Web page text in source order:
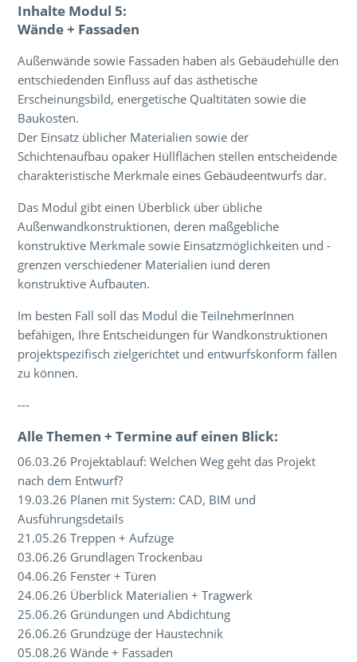
Inhalte Modul 5:
Wände + Fassaden
Außenwände sowie Fassaden haben als Gebäudehülle den
entschiedenden Einfluss auf das ästhetische
Erscheinungsbild, energetische Qualtitäten sowie die
Baukosten.
Der Einsatz üblicher Materialien sowie der
Schichtenaufbau opaker Hüllflächen stellen entscheidende
charakteristische Merkmale eines Gebäudeentwurfs dar.
Das Modul gibt einen Überblick über übliche
Außenwandkonstruktionen, deren maßgebliche
konstruktive Merkmale sowie Einsatzmöglichkeiten und -
grenzen verschiedener Materialien iund deren
konstruktive Aufbauten.
Im besten Fall soll das Modul die TeilnehmerInnen
befähigen, Ihre Entscheidungen für Wandkonstruktionen
projektspezifisch zielgerichtet und entwurfskonform fällen
zu können.
---
Alle Themen + Termine auf einen Blick:
06.03.26 Projektablauf: Welchen Weg geht das Projekt
nach dem Entwurf?
19.03.26 Planen mit System: CAD, BIM und
Ausführungsdetails
21.05.26 Treppen + Aufzüge
03.06.26 Grundlagen Trockenbau
04.06.26 Fenster + Türen
24.06.26 Überblick Materialien + Tragwerk
25.06.26 Gründungen und Abdichtung
26.06.26 Grundzüge der Haustechnik
05.08.26 Wände + Fassaden